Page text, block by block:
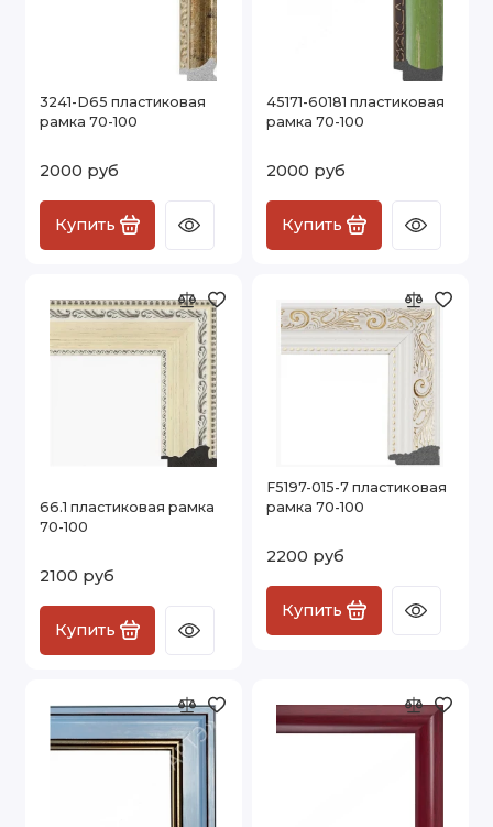
3241-D65 пластиковая
рамка 70-100
2000 руб
Купить
45171-60181 пластиковая
рамка 70-100
2000 руб
Купить
66.1 пластиковая рамка
70-100
2100 руб
Купить
F5197-015-7 пластиковая
рамка 70-100
2200 руб
Купить